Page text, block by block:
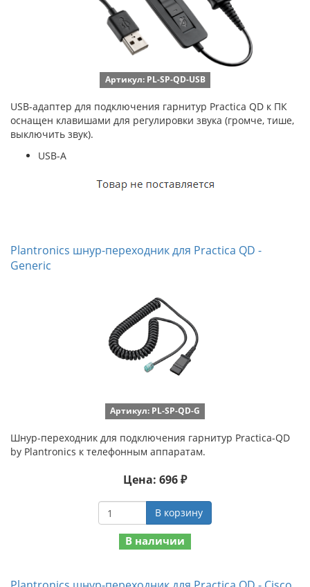
Артикул: PL-SP-QD-USB
USB-адаптер для подключения гарнитур Practica QD к ПК
оснащен клавишами для регулировки звука (громче, тише,
выключить звук).
USB-A
Plantronics шнур-переходник для Practica QD -
Generic
Артикул: PL-SP-QD-G
Шнур-переходник для подключения гарнитур Practica-QD
by Plantronics к телефонным аппаратам.
Цена: 696 ₽
В корзину
В наличии